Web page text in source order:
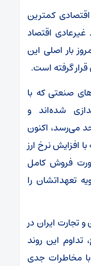
اقتصادی کمترین
اقتصاد
بار اصلی این
گرفته است.
صنعتی که با
شده‌اند و
به بیش از ۴۰۰ واحد می‌رسد، اکنون
افزایش نرخ ارز
فروش کامل
تعهداتشان را
تجارت ایران در
تداوم این روند
با مخاطرات جدی